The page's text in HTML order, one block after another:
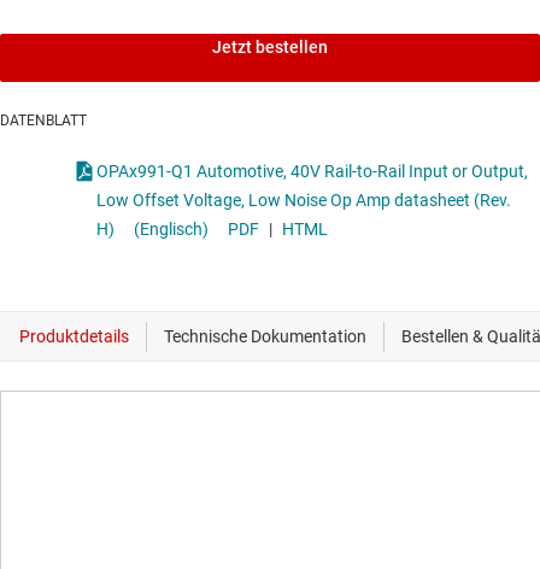
Jetzt bestellen
DATENBLATT
OPAx991-Q1 Automotive, 40V Rail-to-Rail Input or Output,
Low Offset Voltage, Low Noise Op Amp datasheet (Rev.
H)
(Englisch) PDF | HTML